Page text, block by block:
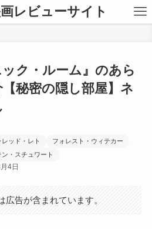
レビューサイト
ク・ルーム』のあら
秘密の隠し部屋】ネ
レッド・レト
フォレスト・ウィテカー
ン・スチュワート
4日
広告が含まれています。